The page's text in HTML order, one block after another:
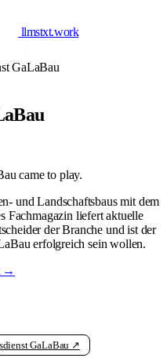
llmstxt.work
GaLaBau
came to play.
und Landschaftsbaus mit dem
Fachmagazin liefert aktuelle
der Branche und ist der
erfolgreich sein wollen.
→
GaLaBau ↗